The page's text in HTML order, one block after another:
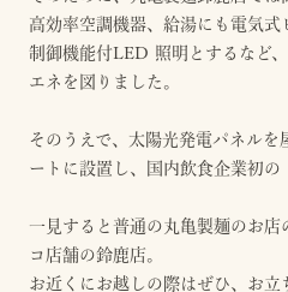
高効率空調機器、給湯にも電気式
制御機能付LED 照明とするなど
エネを図りました。
そのうえで、太陽光発電パネルを
ートに設置し、国内飲食企業初の
一見すると普通の丸亀製麺のお
コ店舗の鈴鹿店。
お近くにお越しの際はぜひ、お立